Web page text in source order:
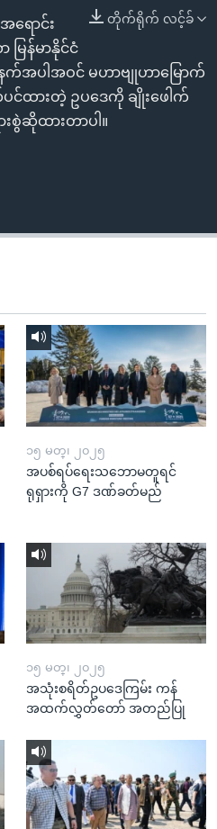
တိုက်ရိုက် လင့်ခ်
ရောင်း
မြန်မာနိုင်ငံ
က်အပါအဝင် မဟာဗျုဟာမြောက်
ပင်ထားတဲ့ ဥပဒေကို ချိုးဖေါက်
စွဲဆိုထားတာပါ။
၁၅ မတ္၊ ၂၀၂၅
အပစ်ရပ်ရေးသဘောမတူရင်
ရုရှားကို G7 ဒဏ်ခတ်မည်
၁၅ မတ္၊ ၂၀၂၅
အသုံးစရိတ်ဥပဒေကြမ်း ကန်
အထက်လွှတ်တော် အတည်ပြု